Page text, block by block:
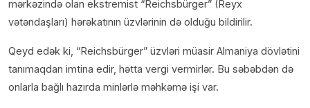
mərkəzində olan ekstremist “Reichsbürger” (Reyx
vətəndaşları) hərəkatının üzvlərinin də olduğu bildirilir.
Qeyd edək ki, “Reichsbürger” üzvləri müasir Almaniya dövlətini
tanımaqdan imtina edir, hətta vergi vermirlər. Bu səbəbdən də
onlarla bağlı hazırda minlərlə məhkəmə işi var.